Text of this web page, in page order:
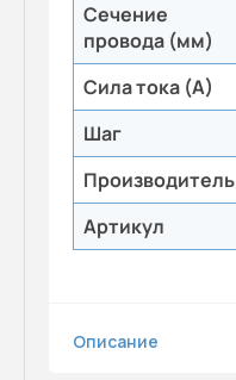
Сечение
провода (мм)
Сила тока (А)
Шаг
Производитель
Артикул
Описание